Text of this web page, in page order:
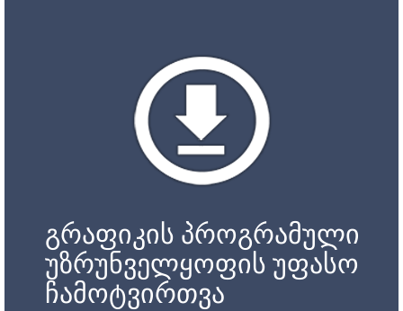
გრაფიკის პროგრამული
უზრუნველყოფის უფასო
ჩამოტვირთვა